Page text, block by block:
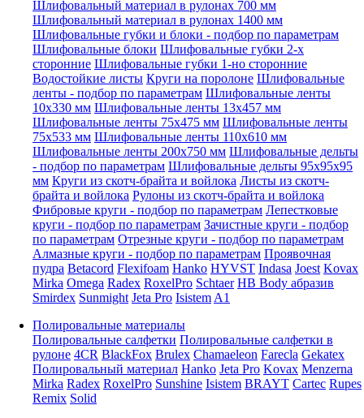
Шлифовальный материал в рулонах 700 мм
Шлифовальный материал в рулонах 1400 мм
Шлифовальные губки и блоки - подбор по параметрам
Шлифовальные блоки Шлифовальные губки 2-х
сторонние Шлифовальные губки 1-но сторонние
Водостойкие листы Круги на поролоне Шлифовальные
ленты - подбор по параметрам Шлифовальные ленты
10x330 мм Шлифовальные ленты 13x457 мм
Шлифовальные ленты 75x475 мм Шлифовальные ленты
75x533 мм Шлифовальные ленты 110x610 мм
Шлифовальные ленты 200x750 мм Шлифовальные дельты
- подбор по параметрам Шлифовальные дельты 95x95x95
мм Круги из скотч-брайта и войлока Листы из скотч-
брайта и войлока Рулоны из скотч-брайта и войлока
Фибровые круги - подбор по параметрам Лепестковые
круги - подбор по параметрам Зачистные круги - подбор
по параметрам Отрезные круги - подбор по параметрам
Алмазные круги - подбор по параметрам Проявочная
пудра Betacord Flexifoam Hanko HYVST Indasa Joest Kovax
Mirka Omega Radex RoxelPro Schtaer HB Body абразив
Smirdex Sunmight Jeta Pro Isistem A1
Полировальные материалы
Полировальные салфетки Полировальные салфетки в
рулоне 4CR BlackFox Brulex Chamaeleon Farecla Gekatex
Полировальный материал Hanko Jeta Pro Kovax Menzerna
Mirka Radex RoxelPro Sunshine Isistem BRAYT Cartec Rupes
Remix Solid